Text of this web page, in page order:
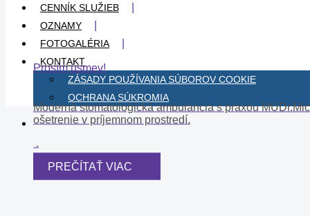
CENNÍK SLUŽIEB
OZNAMY
FOTOGALÉRIA
KONTAKT
ZÁSADY POUŽÍVANIA SÚBOROV COOKIE
OCHRANA SÚKROMIA
Prosím úsmev!
Moderná stomatologická ambulancia s praxou
ošetrenie v príjemnom prostredí.
.
PREČÍTAŤ VIAC